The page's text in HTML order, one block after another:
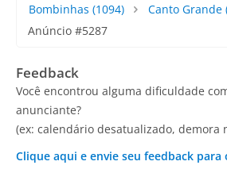
Bombinhas (1094) Canto Grande
Anúncio #5287
Feedback
Você encontrou alguma dificuldade
anunciante?
(ex: calendário desatualizado, demora
Clique aqui e envie seu feedback para